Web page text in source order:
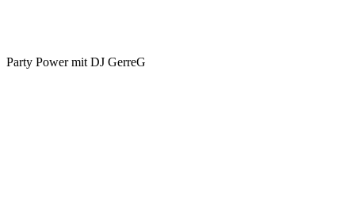
Party Power mit DJ GerreG